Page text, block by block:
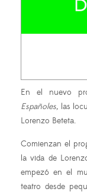
En el nuevo
Españoles, las
Lorenzo Beteta.
Comienzan el
la vida de
empezó en el
teatro desde